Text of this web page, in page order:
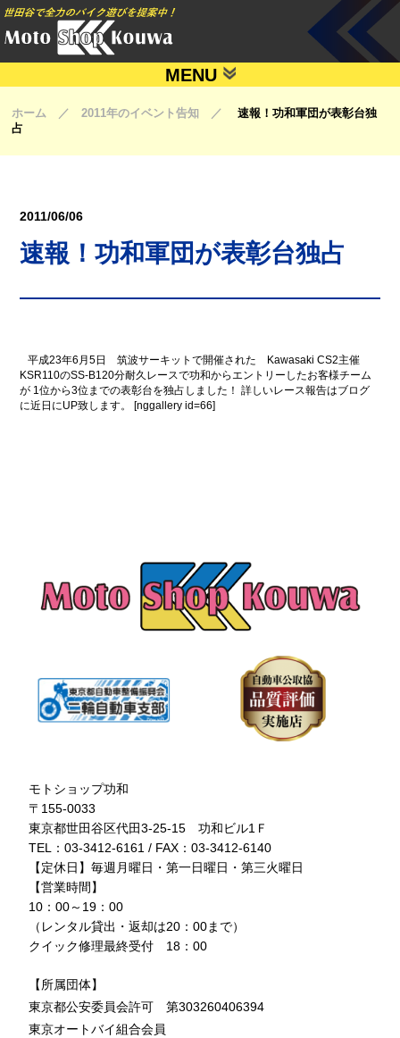
MENU
ホーム ／ 2011年のイベント告知 ／速報！功和軍団が表彰台独
占
2011/06/06
速報！功和軍団が表彰台独占
平成23年6月5日 筑波サーキットで開催された Kawasaki CS2主催
KSR110のSS-B120分耐久レースで功和からエントリーしたお客様チーム
が 1位から3位までの表彰台を独占しました！ 詳しいレース報告はブログ
に近日にUP致します。 [nggallery id=66]
モトショップ功和
〒155-0033
東京都世田谷区代田3-25-15 功和ビル1Ｆ
TEL：03-3412-6161 / FAX：03-3412-6140
【定休日】毎週月曜日・第一日曜日・第三火曜日
【営業時間】
10：00～19：00
（レンタル貸出・返却は20：00まで）
クイック修理最終受付 18：00
【所属団体】
東京都公安委員会許可 第303260406394
東京オートバイ組合会員